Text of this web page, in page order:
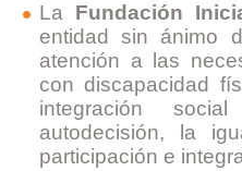
La Fundación
entidad sin ánimo
atención a las
con discapacidad
integración
autodecisión, la
participación e